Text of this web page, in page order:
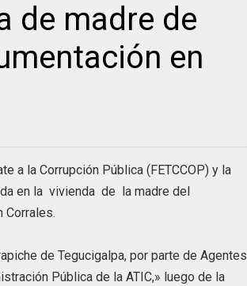
de madre de
en
a la Corrupción Pública (FETCCOP) y la
en la vivienda de la madre del
Corrales.
de Tegucigalpa, por parte de Agentes
Pública de la ATIC,» luego de la